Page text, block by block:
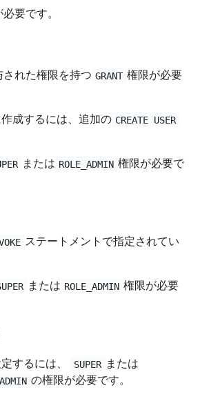
要です。
れた権限を持つ GRANT 権限が必要
成するには、追加の CREATE USER
または ROLE_ADMIN 権限が必要で
ステートメントで指定されてい
または ROLE_ADMIN 権限が必要
するには、 SUPER または
の権限が必要です。